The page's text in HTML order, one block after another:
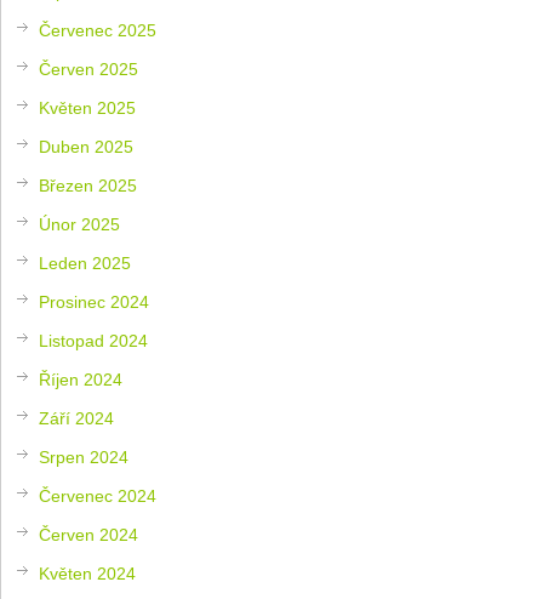
Červenec 2025
Červen 2025
Květen 2025
Duben 2025
Březen 2025
Únor 2025
Leden 2025
Prosinec 2024
Listopad 2024
Říjen 2024
Září 2024
Srpen 2024
Červenec 2024
Červen 2024
Květen 2024